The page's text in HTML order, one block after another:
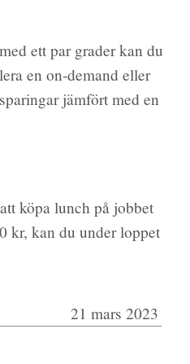
ett par grader kan du
en on-demand eller
jämfört med en
köpa lunch på jobbet
kr, kan du under loppet
21 mars 2023